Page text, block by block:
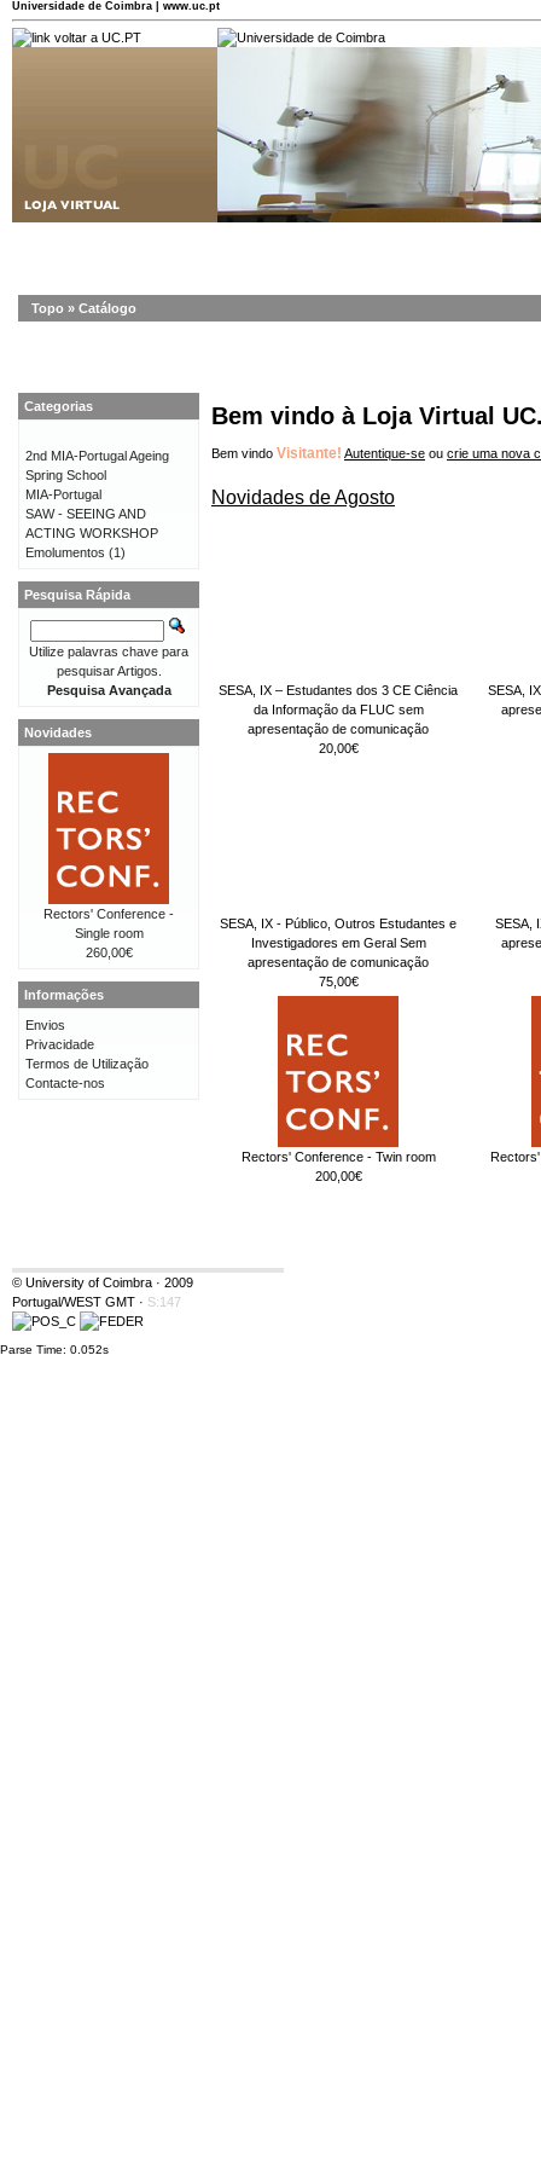
Universidade de Coimbra | www.uc.pt
Topo » Catálogo
Bem vindo à Loja Virtual
Bem vindo Visitante! Autentique-se ou crie uma nova
Novidades de Agosto
SESA, IX – Estudantes dos 3 CE Ciência
da Informação da FLUC sem
apresentação de comunicação
20,00€
SESA,
SESA, IX - Público, Outros Estudantes e
Investigadores em Geral Sem
apresentação de comunicação
75,00€
SESA,
Rectors' Conference - Twin room
200,00€
Categorias
2nd MIA-Portugal Ageing
Spring School
MIA-Portugal
SAW - SEEING AND
ACTING WORKSHOP
Emolumentos (1)
Pesquisa Rápida
Utilize palavras chave para
pesquisar Artigos.
Pesquisa Avançada
Novidades
Rectors' Conference -
Single room
260,00€
Informações
Envios
Privacidade
Termos de Utilização
Contacte-nos
© University of Coimbra · 2009
Portugal/WEST GMT · S:147
Parse Time: 0.052s